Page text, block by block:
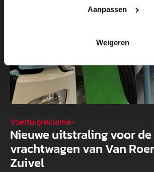
Aanpassen
Weigeren
Voertuigreclame-
Nieuwe uitstraling voor de
vrachtwagen van Van
Zuivel